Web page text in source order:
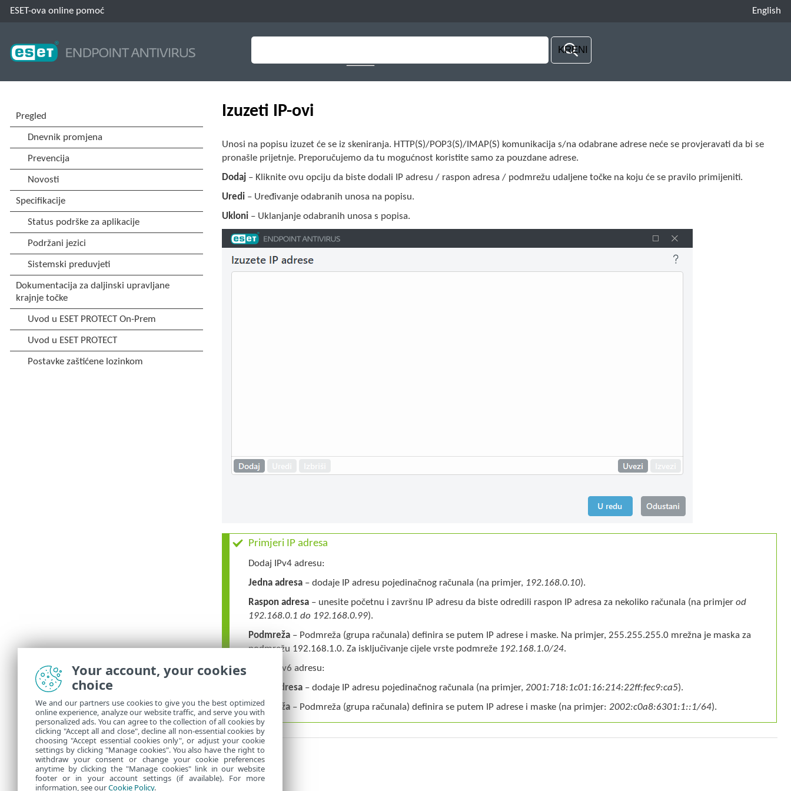
ESET-ova online pomoć English
Izuzeti IP-ovi
Unosi na popisu izuzet će se iz skeniranja. HTTP(S)/POP3(S)/IMAP(S) komunikacija s/na odabrane adrese neće se provjeravati da bi se
pronašle prijetnje. Preporučujemo da tu mogućnost koristite samo za pouzdane adrese.
Dodaj – Kliknite ovu opciju da biste dodali IP adresu / raspon adresa / podmrežu udaljene točke na koju će se pravilo primijeniti.
Uredi – Uređivanje odabranih unosa na popisu.
Ukloni – Uklanjanje odabranih unosa s popisa.
Primjeri IP adresa
Dodaj IPv4 adresu:
Jedna adresa – dodaje IP adresu pojedinačnog računala (na primjer, 192.168.0.10).
Raspon adresa – unesite početnu i završnu IP adresu da biste odredili raspon IP adresa za nekoliko računala (na primjerod
192.168.0.1 do 192.168.0.99).
Podmreža – Podmreža (grupa računala) definira se putem IP adrese i maske. Na primjer, 255.255.255.0 mrežna je maska za
podmrežu 192.168.1.0. Za isključivanje cijele vrste podmreže 192.168.1.0/24.
Dodaj IPv6 adresu:
Jedna adresa – dodaje IP adresu pojedinačnog računala (na primjer,2001:718:1c01:16:214:22ff:fec9:ca5).
Podmreža – Podmreža (grupa računala) definira se putem IP adrese i maske (na primjer:2002:c0a8:6301:1::1/64).
Your account, your cookies
choice
We and our partners use cookies to give you the best optimized
online experience, analyze our website traffic, and serve you with
personalized ads. You can agree to the collection of all cookies by
clicking "Accept all and close", decline all non-essential cookies by
choosing "Accept essential cookies only", or adjust your cookie
settings by clicking "Manage cookies". You also have the right to
withdraw your consent or change your cookie preferences
anytime by clicking the "Manage cookies" link in our website
footer or in your account settings (if available). For more
information, see ourCookie Policy.